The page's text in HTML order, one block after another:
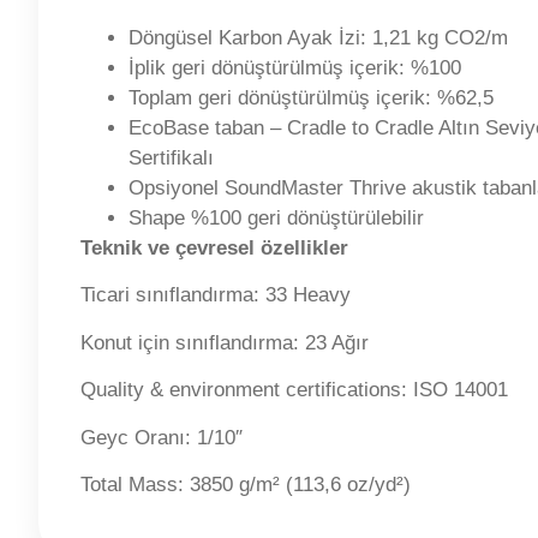
Döngüsel Karbon Ayak İzi: 1,21 kg CO2/m
İplik geri dönüştürülmüş içerik: %100
Toplam geri dönüştürülmüş içerik: %62,5
EcoBase taban – Cradle to Cradle Altın
Sertifikalı
Opsiyonel SoundMaster Thrive akustik
Shape %100 geri dönüştürülebilir
Teknik ve çevresel özellikler
Ticari sınıflandırma: 33 Heavy
Konut için sınıflandırma: 23 Ağır
Quality & environment certifications: ISO 14001
Geyc Oranı: 1/10″
Total Mass: 3850 g/m² (113,6 oz/yd²)